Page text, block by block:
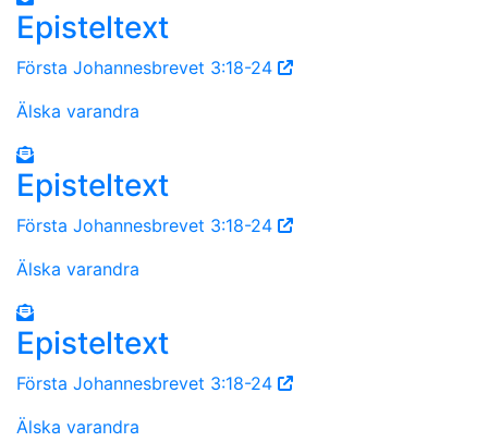
Episteltext
Första Johannesbrevet 3:18-24
Älska varandra
Episteltext
Första Johannesbrevet 3:18-24
Älska varandra
Episteltext
Första Johannesbrevet 3:18-24
Älska varandra